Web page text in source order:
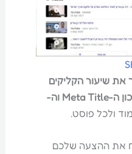
את שיעור הקליקים
וגם את הדירוג היא ע"י עדכון ה-Meta Title וה-
ולכל פוסט.
את ההצעה שלכם